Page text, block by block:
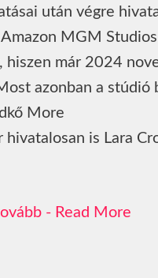
után végre
MGM
hiszen már 2024
azonban a
More
is Lara
Read More